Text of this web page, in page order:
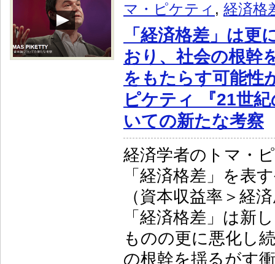
マ・ピケティ , 経済格
「経済格差」は更
おり、社会の根幹
をもたらす可能性
ピケティ 『21世
いての新たな考察
経済学者のトマ・
「経済格差」を表
（資本収益率＞経
「経済格差」は新
ものの更に悪化し
の根幹を揺るがす